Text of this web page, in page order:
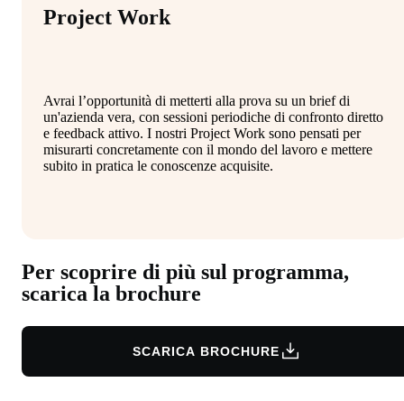
Project Work
Avrai l’opportunità di metterti alla prova su un brief di
un'azienda vera, con sessioni periodiche di confronto diretto
e feedback attivo. I nostri Project Work sono pensati per
misurarti concretamente con il mondo del lavoro e mettere
subito in pratica le conoscenze acquisite.
Per scoprire di più sul programma,
scarica la brochure
SCARICA BROCHURE